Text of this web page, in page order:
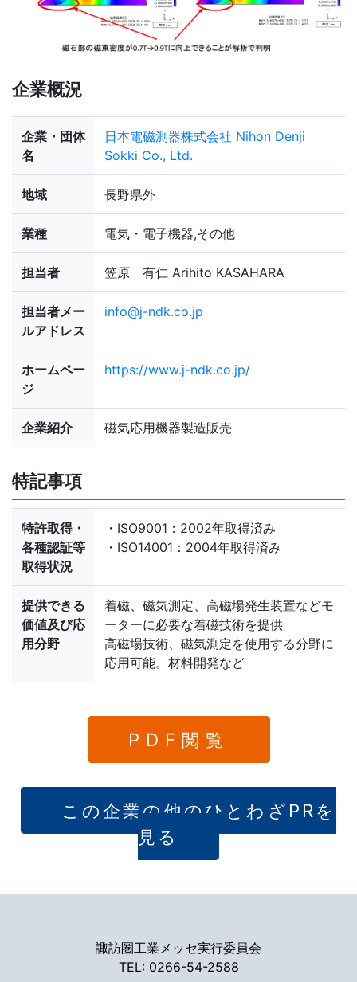
企業概況
企業・団体
名
日本電磁測器株式会社 Nihon Denji
Sokki Co., Ltd.
地域 長野県外
業種 電気・電子機器,その他
担当者 笠原 有仁 Arihito KASAHARA
担当者メー
ルアドレス
info@j-ndk.co.jp
ホームペー
ジ
https://www.j-ndk.co.jp/
企業紹介 磁気応用機器製造販売
特記事項
特許取得・
各種認証等
取得状況
・ISO9001：2002年取得済み
・ISO14001：2004年取得済み
提供できる
価値及び応
用分野
着磁、磁気測定、高磁場発生装置などモ
ーターに必要な着磁技術を提供
高磁場技術、磁気測定を使用する分野に
応用可能。材料開発など
PDF閲覧
この企業の他のひとわざPRを
見る
諏訪圏工業メッセ実行委員会
TEL: 0266-54-2588